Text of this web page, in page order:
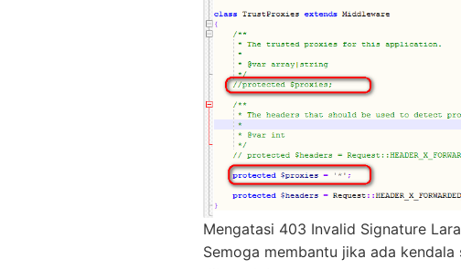
Mengatasi 403 Invalid Signature
Semoga membantu jika ada